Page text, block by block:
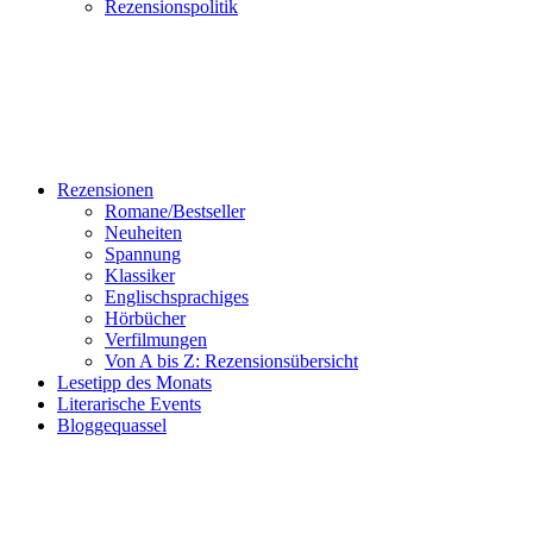
Rezensionspolitik
Rezensionen
Romane/Bestseller
Neuheiten
Spannung
Klassiker
Englischsprachiges
Hörbücher
Verfilmungen
Von A bis Z: Rezensionsübersicht
Lesetipp des Monats
Literarische Events
Bloggequassel